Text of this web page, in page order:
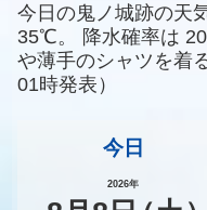
今日の鬼ノ城跡の天
35℃。
降水確率は
や薄手のシャツを着
01時発表）
今日
2026年